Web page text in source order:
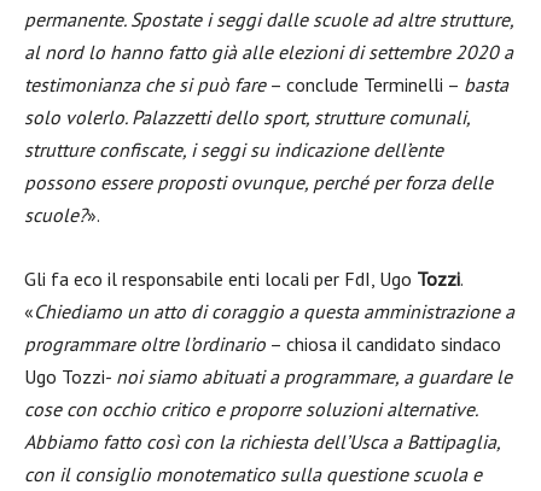
permanente. Spostate i seggi dalle scuole ad altre strutture,
al nord lo hanno fatto già alle elezioni di settembre 2020 a
testimonianza che si può fare– conclude Terminelli – basta
solo volerlo. Palazzetti dello sport, strutture comunali,
strutture confiscate, i seggi su indicazione dell’ente
possono essere proposti ovunque, perché per forza delle
scuole?».
Gli fa eco il responsabile enti locali per FdI, Ugo Tozzi.
«Chiediamo un atto di coraggio a questa amministrazione a
programmare oltre l’ordinario – chiosa il candidato sindaco
Ugo Tozzi- noi siamo abituati a programmare, a guardare le
cose con occhio critico e proporre soluzioni alternative.
Abbiamo fatto così con la richiesta dell’Usca a Battipaglia,
con il consiglio monotematico sulla questione scuola e